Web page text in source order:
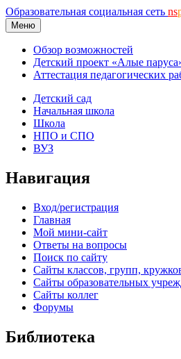
Образовательная социальная сеть ns
Меню
Обзор возможностей
Детский проект «Алые
Аттестация педагогических
Детский сад
Начальная школа
Школа
НПО и СПО
ВУЗ
Навигация
Вход/регистрация
Главная
Мой мини-сайт
Ответы на вопросы
Поиск по сайту
Сайты классов, групп,
Сайты образовательных
Сайты коллег
Форумы
Библиотека